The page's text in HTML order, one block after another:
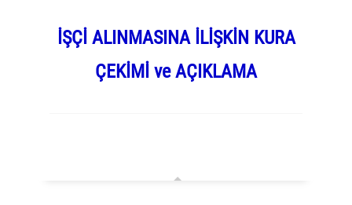
İŞÇİ ALINMASINA İLİŞKİN KURA
ÇEKİMİ ve AÇIKLAMA